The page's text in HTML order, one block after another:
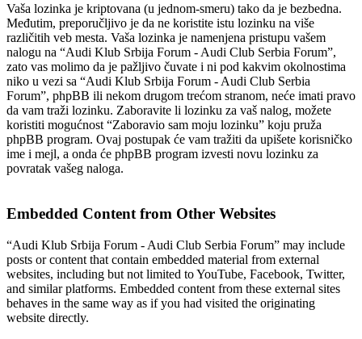
Vaša lozinka je kriptovana (u jednom-smeru) tako da je bezbedna.
Međutim, preporučljivo je da ne koristite istu lozinku na više
različitih veb mesta. Vaša lozinka je namenjena pristupu vašem
nalogu na “Audi Klub Srbija Forum - Audi Club Serbia Forum”,
zato vas molimo da je pažljivo čuvate i ni pod kakvim okolnostima
niko u vezi sa “Audi Klub Srbija Forum - Audi Club Serbia
Forum”, phpBB ili nekom drugom trećom stranom, neće imati pravo
da vam traži lozinku. Zaboravite li lozinku za vaš nalog, možete
koristiti mogućnost “Zaboravio sam moju lozinku” koju pruža
phpBB program. Ovaj postupak će vam tražiti da upišete korisničko
ime i mejl, a onda će phpBB program izvesti novu lozinku za
povratak vašeg naloga.
Embedded Content from Other Websites
“Audi Klub Srbija Forum - Audi Club Serbia Forum” may include
posts or content that contain embedded material from external
websites, including but not limited to YouTube, Facebook, Twitter,
and similar platforms. Embedded content from these external sites
behaves in the same way as if you had visited the originating
website directly.